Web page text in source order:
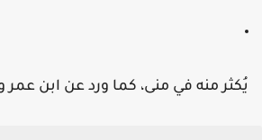
منه في منى، كما ورد عن ابن عمر